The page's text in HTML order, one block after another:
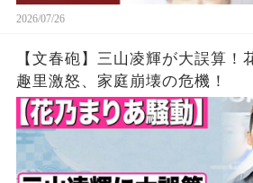
2026/07/26
【文春砲】三山凌輝が大誤算！
趣里激怒、家庭崩壊の危機！